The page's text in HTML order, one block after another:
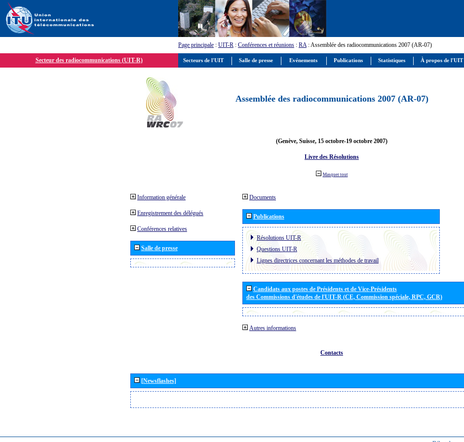
Page principale : UIT-R : Conférences et réunions : RA: Assemblée des radiocommunications 2007 (AR-07)
Secteur des radiocommunications (UIT-R)
Assemblée des radiocommunications 2007 (AR-07)
(Genève, Suisse, 15 octobre-19 octobre 2007)
Livre des Résolutions
Masquer tout
Information générale
Enregistrement des délégués
Conférences relatives
Salle de presse
Documents
Publications
Résolutions UIT-R
Questions UIT-R
Lignes directrices concernant les méthodes de travail
Candidats aux postes de Présidents et de Vice-Présidents
des Commissions d'études de l'UIT-R (CE, Commission spéciale, RPC, GCR)
Autres informations
Contacts
[Newsflashes]
Secteurs de l'UIT Salle de presse Evénements Publications Statistiques À propos de l'UIT